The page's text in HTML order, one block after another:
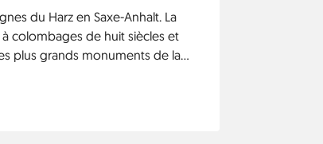
du Harz en Saxe-Anhalt. La
colombages de huit siècles et
plus grands monuments de la
Harzer Schmalspurbahn.